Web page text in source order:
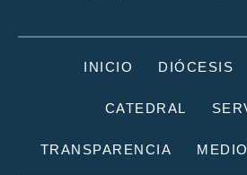
INICIO DIÓCESIS
CATEDRAL
TRANSPARENCIA